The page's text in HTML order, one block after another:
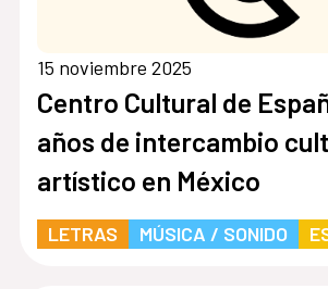
15 noviembre 2025
Centro Cultural de
años de intercambio
artístico en México
LETRAS MÚSICA / SONIDO